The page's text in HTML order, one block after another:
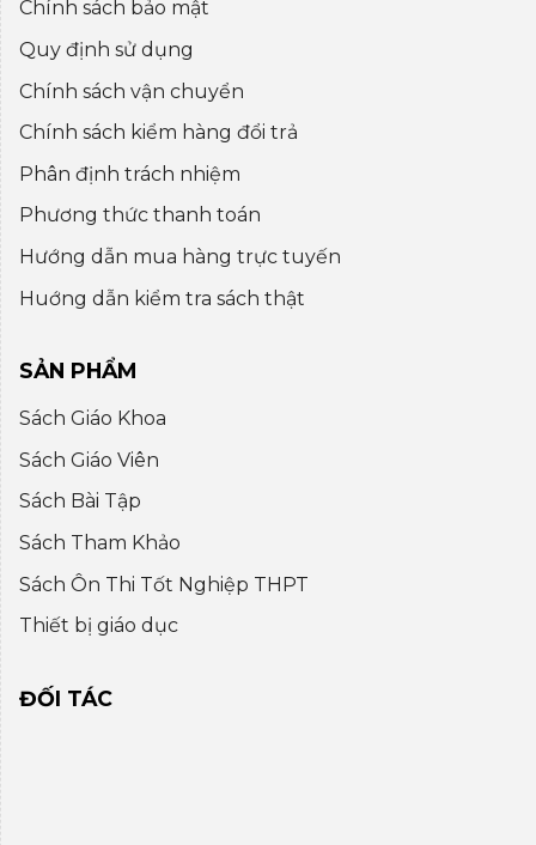
Chính sách bảo mật
Quy định sử dụng
Chính sách vận chuyển
Chính sách kiểm hàng đổi trả
Phân định trách nhiệm
Phương thức thanh toán
Hướng dẫn mua hàng trực tuyến
Huớng dẫn kiểm tra sách thật
SẢN PHẨM
Sách Giáo Khoa
Sách Giáo Viên
Sách Bài Tập
Sách Tham Khảo
Sách Ôn Thi Tốt Nghiệp THPT
Thiết bị giáo dục
ĐỐI TÁC